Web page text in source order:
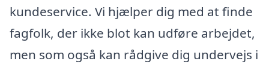
kundeservice. Vi hjælper dig med at finde
fagfolk, der ikke blot kan udføre arbejdet,
men som også kan rådgive dig undervejs i